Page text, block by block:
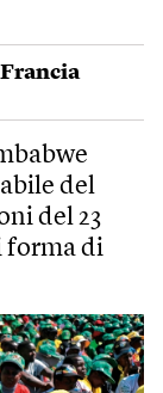
Francia
del
del 23
forma di